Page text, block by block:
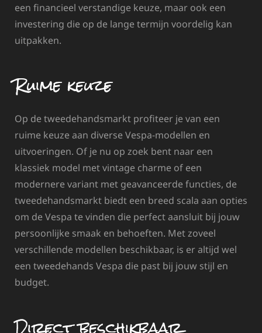
een financieel verstandige keuze, maar ook een
investering die op de lange termijn voordelig kan
uitpakken.
Ruime keuze
Op de tweedehandsmarkt profiteer je van een
ruime keuze aan diverse Vespa-modellen en
uitvoeringen. Of je nu op zoek bent naar een
klassiek model met vintage charme of een
modernere variant met geavanceerde functies, de
tweedehandsmarkt biedt een breed scala aan opties
om de Vespa te vinden die perfect aansluit bij jouw
persoonlijke smaak en behoeften. Met zoveel
verschillende modellen beschikbaar, is er altijd wel
een tweedehands Vespa die past bij jouw stijl en
budget.